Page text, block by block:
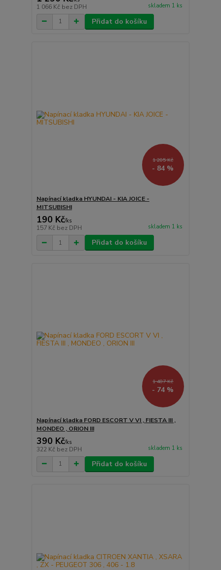
1 066 Kč bez DPH skladem 1 ks
Přidat do košíku
1 205 Kč
- 84 %
Napínací kladka HYUNDAI - KIA JOICE -
MITSUBISHI
190 Kč/ks
157 Kč bez DPH skladem 1 ks
Přidat do košíku
1 487 Kč
- 74 %
Napínací kladka FORD ESCORT V VI , FIESTA III ,
MONDEO , ORION III
390 Kč/ks
322 Kč bez DPH skladem 1 ks
Přidat do košíku